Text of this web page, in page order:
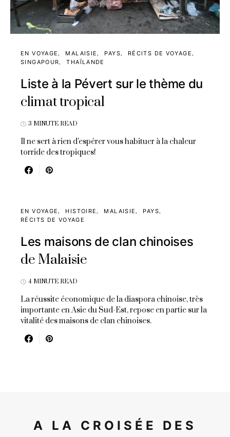
EN VOYAGE MALAISIE PAYS
RÉCITS DE VOYAGE
SINGAPOUR
THAÏLANDE
Liste à la Pévert sur le thème du
climat tropical
3 MINUTE READ
Il ne sert à rien d'espérer vous habituer à la chaleur
torride des tropiques!
EN VOYAGE HISTOIRE MALAISIE
PAYS
RÉCITS DE VOYAGE
Les maisons de clan chinoises
de Malaisie
4 MINUTE READ
La réussite économique de la diaspora chinoise, très
importante en Asie du Sud-Est, repose en partie sur la
vitalité des maisons de clan chinoises.
A LA CROISÉE DES